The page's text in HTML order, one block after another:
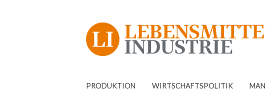
PRODUKTION WIRTSCHAFTSPOLITIK